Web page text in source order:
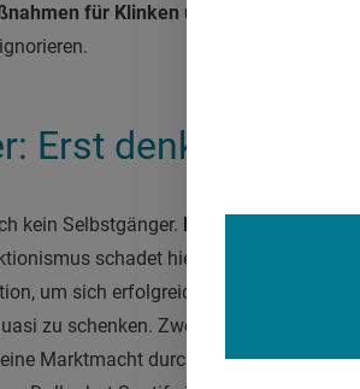
für Klinken und Pharma hat das
Erst denken, dann
kein Selbstgänger. Blind auf den Zug
schadet hier nur. Es braucht,
um sich erfolgreich zu positionieren.
zu schenken. Zweifelsohne sind
Marktmacht durch Investitionen in